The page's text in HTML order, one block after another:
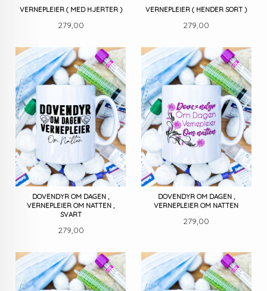
VERNEPLEIER ( MED HJERTER )
Pris
279,00
VERNEPLEIER ( HENDER SORT )
Pris
279,00
DOVENDYR OM DAGEN ,
VERNEPLEIER OM NATTEN ,
SVART
Pris
279,00
DOVENDYR OM DAGEN ,
VERNEPLEIER OM NATTEN
Pris
279,00